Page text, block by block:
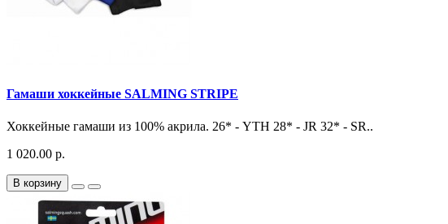
Гамаши хоккейные SALMING STRIPE
Хоккейные гамаши из 100% акрила. 26* - YTH 28* - JR 32* - SR..
1 020.00 р.
В корзину